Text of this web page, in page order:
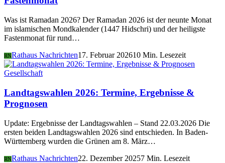
Was ist Ramadan 2026? Der Ramadan 2026 ist der neunte Monat
im islamischen Mondkalender (1447 Hidschri) und der heiligste
Fastenmonat für rund…
RNRathaus Nachrichten17. Februar 202610 Min. Lesezeit
Gesellschaft
Landtagswahlen 2026: Termine, Ergebnisse &
Prognosen
Update: Ergebnisse der Landtagswahlen – Stand 22.03.2026 Die
ersten beiden Landtagswahlen 2026 sind entschieden. In Baden-
Württemberg wurden die Grünen am 8. März…
RNRathaus Nachrichten22. Dezember 20257 Min. Lesezeit